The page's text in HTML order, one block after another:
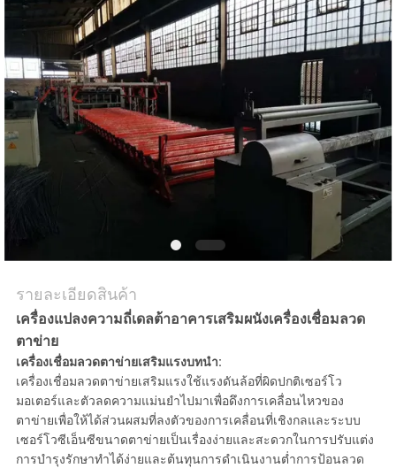
ขอ
ใบ
เสนอ
ราคา
แผนผัง
PRIVACY
POLICY
รายละเอียดสินค้า
เครื่องแปลงความถี่เดลต้าอาคารเสริมผนังเครื่องเชื่อมลวด
ตาข่าย
เครื่องเชื่อมลวดตาข่ายเสริมแรงบทนำ:
เครื่องเชื่อมลวดตาข่ายเสริมแรงใช้แรงดันล้อที่ผิดปกติเซอร์โว
มอเตอร์และตัวลดความแม่นยำไปมาเพื่อดึงการเคลื่อนไหวของ
ตาข่ายเพื่อให้ได้ส่วนผสมที่ลงตัวของการเคลื่อนที่เชิงกลและระบบ
เซอร์โวซีเอ็นซีขนาดตาข่ายเป็นเรื่องง่ายและสะดวกในการปรับแต่ง
การบำรุงรักษาทำได้ง่ายและต้นทุนการดำเนินงานต่ำการป้อนลวด